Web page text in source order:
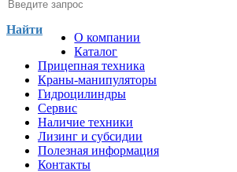
Найти
О компании
Каталог
Прицепная техника
Краны-манипуляторы
Гидроцилиндры
Сервис
Наличие техники
Лизинг и субсидии
Полезная информация
Контакты